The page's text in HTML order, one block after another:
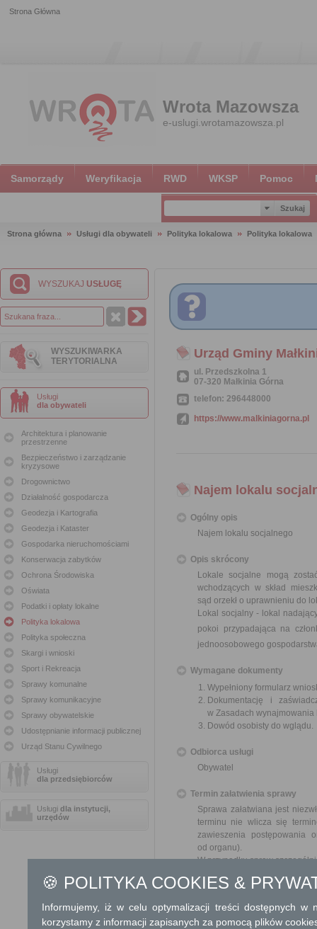
Strona Główna
Wrota Mazowsza
e-uslugi.wrotamazowsza.pl
Samorządy Weryfikacja RWD WKSP Pomoc
Strona główna Usługi dla obywateli Polityka lokalowa Polityka lokalowa
WYSZUKAJ USŁUGĘ
WYSZUKIWARKA
TERYTORIALNA
Usługi
dla obywateli
Architektura i planowanie
przestrzenne
Bezpieczeństwo i zarządzanie
kryzysowe
Drogownictwo
Działalność gospodarcza
Geodezja i Kartografia
Geodezja i Kataster
Gospodarka nieruchomościami
Konserwacja zabytków
Ochrona Środowiska
Oświata
Podatki i opłaty lokalne
Polityka lokalowa
Polityka społeczna
Skargi i wnioski
Sport i Rekreacja
Sprawy komunalne
Sprawy komunikacyjne
Sprawy obywatelskie
Udostępnianie informacji publicznej
Urząd Stanu Cywilnego
Usługi
dla przedsiębiorców
Usługi dla instytucji,
urzędów
Urząd Gminy
ul. Przedszkolna 1
07-320 Małkinia Górna
telefon: 296448000
https://www.malkiniagorna.pl
Najem lokalu
Ogólny opis
Najem lokalu socjalnego
Opis skrócony
Lokale socjalne mogą
wchodzących w skład
sąd orzekł o uprawnieniu do
Lokal socjalny - lokal
pokoi przypadająca na
jednoosobowego
Wymagane dokumenty
Wypełniony formularz
Dokumentację i
w Zasadach wynajmowania
Dowód osobisty do wglądu.
Odbiorca usługi
Obywatel
Termin załatwienia sprawy
Sprawa załatwiana jest
terminu nie wlicza się
zawieszenia postępowania
od organu).
W przypadku spraw
Informacja
Dodatkowe
🍪 POLITYKA COOKIES &
Informujemy, iż w celu optymalizacji treści dostępnych w
korzystamy z informacji zapisanych za pomocą plików